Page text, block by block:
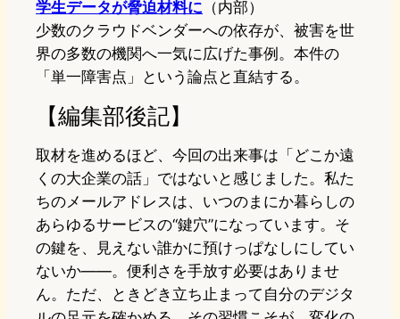
学生データが脅迫材料に （内部）
少数のクラウドベンダーへの依存が、被害を世
界の多数の機関へ一気に広げた事例。本件の
「単一障害点」という論点と直結する。
【編集部後記】
取材を進めるほど、今回の出来事は「どこか遠
くの大企業の話」ではないと感じました。私た
ちのメールアドレスは、いつのまにか暮らしの
あらゆるサービスの“鍵穴”になっています。そ
の鍵を、見えない誰かに預けっぱなしにしてい
ないか——。便利さを手放す必要はありませ
ん。ただ、ときどき立ち止まって自分のデジタ